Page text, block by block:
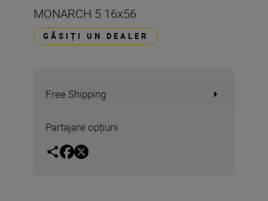
MONARCH 5 16x56
GĂSIȚI UN DEALER
Free Shipping
Partajare opțiuni